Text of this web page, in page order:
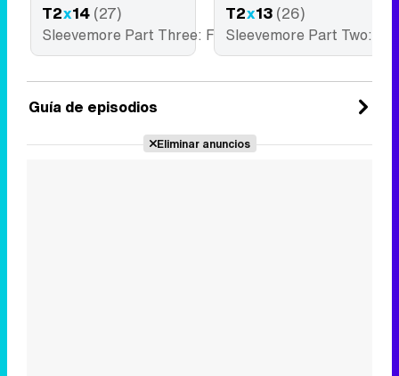
T2x14 (27)
Sleevemore Part Three: Future
T2x13 (26)
Sleevemore Part Two:
Guía de episodios
Eliminar anuncios